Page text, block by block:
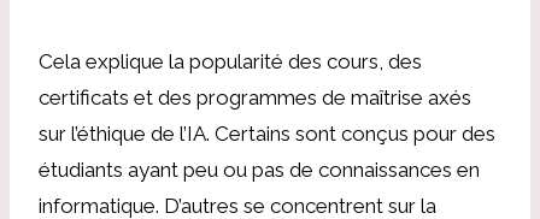
Cela explique la popularité des cours, des
certificats et des programmes de maîtrise axés
sur l’éthique de l’IA. Certains sont conçus pour des
étudiants ayant peu ou pas de connaissances en
informatique. D’autres se concentrent sur la